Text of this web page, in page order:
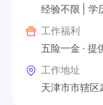
经验不限
学
工作福利
五险一金
提
工作地址
天津市市辖区